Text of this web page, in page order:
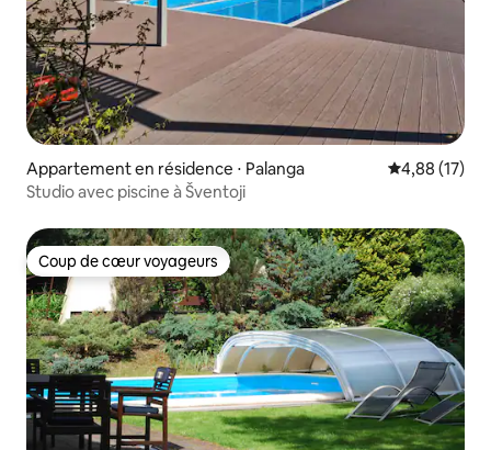
Appartement en résidence ⋅ Palanga Évaluation
4,88 (17)
Studio avec piscine à Šventoji
Coup de cœur voyageurs
Coup de cœur voyageurs